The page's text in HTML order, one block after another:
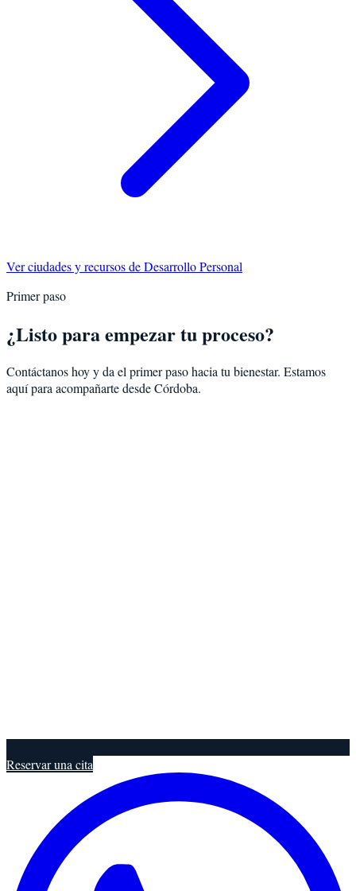
Ver ciudades y recursos deDesarrollo Personal
Primer paso
¿Listo para empezar tu proceso?
Contáctanos hoy y da el primer paso hacia tu bienestar. Estamos
aquí para acompañarte desdeCórdoba.
Reservar una cita